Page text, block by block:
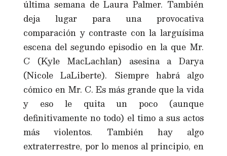
última semana de Laura Palmer. También
deja lugar para una provocativa
comparación y contraste con la larguísima
escena del segundo episodio en la que Mr.
C (Kyle MacLachlan) asesina a Darya
(Nicole LaLiberte). Siempre habrá algo
cómico en Mr. C. Es más grande que la vida
y eso le quita un poco (aunque
definitivamente no todo) el timo a sus actos
más violentos. También hay algo
extraterrestre, por lo menos al principio, en